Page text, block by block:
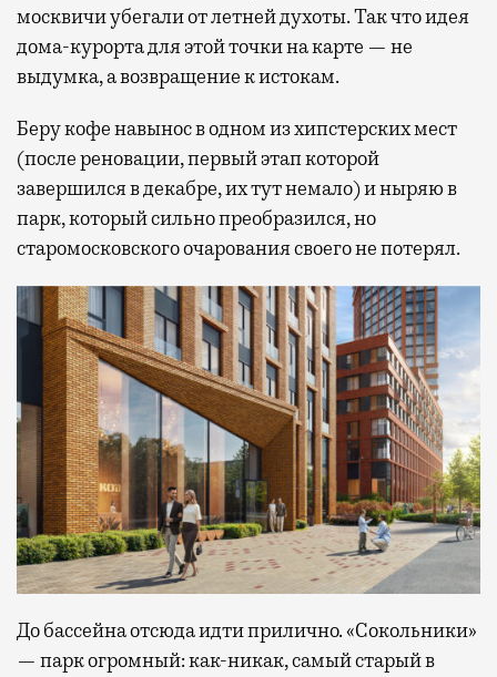
москвичи убегали от летней духоты. Так что идея
дома-курорта для этой точки на карте — не
выдумка, а возвращение к истокам.
Беру кофе навынос в одном из хипстерских мест
(после реновации, первый этап которой
завершился в декабре, их тут немало) и ныряю в
парк, который сильно преобразился, но
старомосковского очарования своего не потерял.
До бассейна отсюда идти прилично. «Сокольники»
— парк огромный: как-никак, самый старый в